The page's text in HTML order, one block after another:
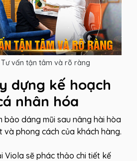
Tư vấn tận tâm và rõ ràng
dựng kế hoạch
nhân hóa
bảo dáng mũi sau nâng hài hòa
và phong cách của khách hàng.
Viola sẽ phác thảo chi tiết kế